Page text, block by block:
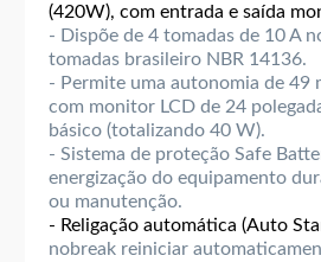
(420W), com entrada e saída
- Dispõe de 4 tomadas de 10 A
tomadas brasileiro NBR 14136.
- Permite uma autonomia de 49
com monitor LCD de 24
básico (totalizando 40 W).
- Sistema de proteção Safe
energização do equipamento
ou manutenção.
- Religação automática (Auto
nobreak reiniciar